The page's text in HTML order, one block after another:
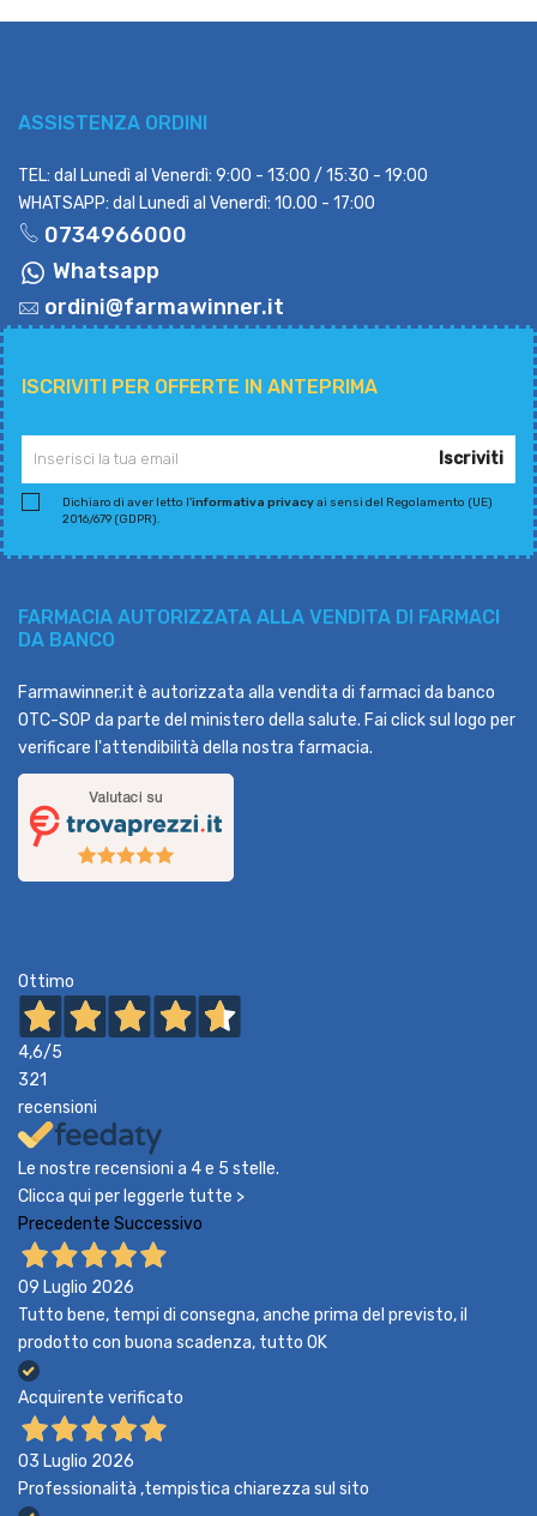
ASSISTENZA ORDINI
TEL: dal Lunedì al Venerdì: 9:00 - 13:00 / 15:30 - 19:00
WHATSAPP: dal Lunedì al Venerdì: 10.00 - 17:00
0734966000
Whatsapp
ordini@farmawinner.it
ISCRIVITI PER OFFERTE IN ANTEPRIMA
Iscriviti
Dichiaro di aver letto l'informativa privacyai sensi del Regolamento (UE)
2016/679 (GDPR).
FARMACIA AUTORIZZATA ALLA VENDITA DI FARMACI
DA BANCO
Farmawinner.it è autorizzata alla vendita di farmaci da banco
OTC-SOP da parte del ministero della salute. Fai click sul logo per
verificare l'attendibilità della nostra farmacia.
Ottimo
4,6/5
321
recensioni
Le nostre recensioni a 4 e 5 stelle.
Clicca qui per leggerle tutte >
Precedente Successivo
09 Luglio 2026
Tutto bene, tempi di consegna, anche prima del previsto, il
prodotto con buona scadenza, tutto OK
Acquirente verificato
03 Luglio 2026
Professionalità ,tempistica chiarezza sul sito